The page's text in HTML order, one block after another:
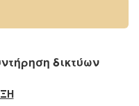
δικτύων